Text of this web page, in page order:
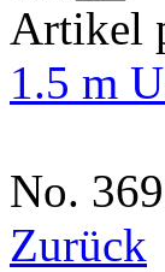
Artikel
1.5 m
No.
Zurück